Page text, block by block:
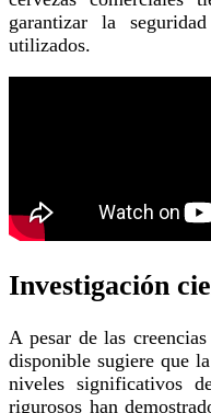
garantizar la
utilizados.
Investigación
A pesar de las creencias populares, la evidencia científica
disponible sugiere que
niveles significativos
rigurosos han